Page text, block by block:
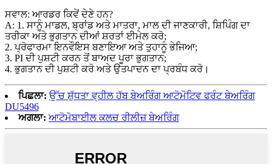
ਸਵਾਲ: ਆਰਡਰ ਕਿਵੇਂ ਦੇਣੇ ਹਨ?
A: 1. ਸਾਨੂੰ ਮਾਡਲ, ਬ੍ਰਾਂਡ ਅਤੇ ਮਾਤਰਾ, ਮਾਲ ਦੀ ਜਾਣਕਾਰੀ, ਸ਼ਿਪਿੰਗ ਦਾ
ਤਰੀਕਾ ਅਤੇ ਭੁਗਤਾਨ ਦੀਆਂ ਸ਼ਰਤਾਂ ਈਮੇਲ ਕਰੋ;
2. ਪ੍ਰੋਫਾਰਮਾ ਇਨਵੌਇਸ ਬਣਾਇਆ ਅਤੇ ਤੁਹਾਨੂੰ ਭੇਜਿਆ;
3. PI ਦੀ ਪੁਸ਼ਟੀ ਕਰਨ ਤੋਂ ਬਾਅਦ ਪੂਰਾ ਭੁਗਤਾਨ;
4. ਭੁਗਤਾਨ ਦੀ ਪੁਸ਼ਟੀ ਕਰੋ ਅਤੇ ਉਤਪਾਦਨ ਦਾ ਪ੍ਰਬੰਧ ਕਰੋ।
ਪਿਛਲਾ: ਉੱਚ ਸ਼ੁੱਧਤਾ ਵ੍ਹੀਲ ਹੱਬ ਬੇਅਰਿੰਗ ਆਟੋਮੋਟਿਵ ਫਰੰਟ ਬੇਅਰਿੰਗ
DU5496
ਅਗਲਾ: ਆਟੋਮੋਬਾਈਲ ਕਲਚ ਰੀਲੀਜ਼ ਬੇਅਰਿੰਗ